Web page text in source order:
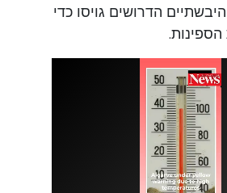
הדרושים גויסו כדי